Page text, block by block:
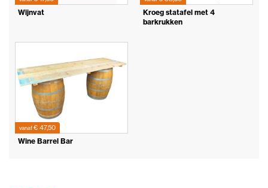
Wijnvat
Kroeg statafel met 4
barkrukken
vanaf€ 47,50
Wine Barrel Bar